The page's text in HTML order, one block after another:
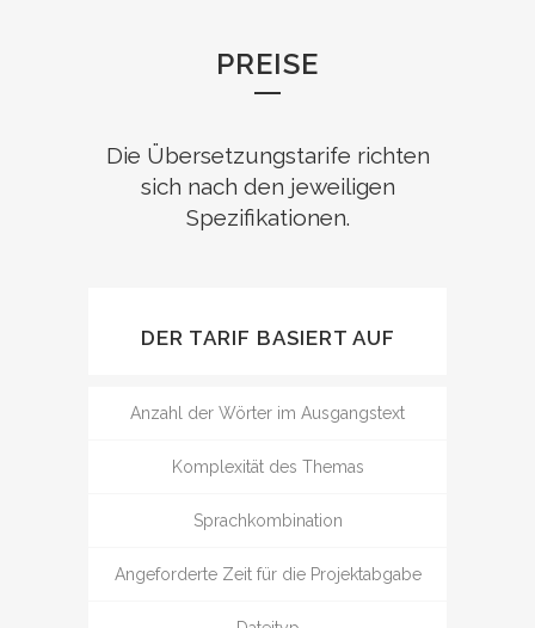
PREISE
Die Übersetzungstarife richten
sich nach den jeweiligen
Spezifikationen.
DER TARIF BASIERT AUF
Anzahl der Wörter im Ausgangstext
Komplexität des Themas
Sprachkombination
Angeforderte Zeit für die Projektabgabe